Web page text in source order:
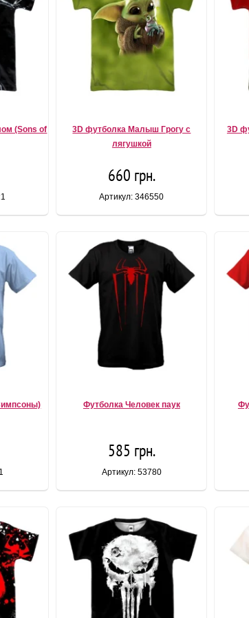
(Sons of
3D футболка Малыш Грогу с
лягушкой
660 грн.
Артикул: 346550
3D
Футболка Человек паук
585 грн.
Артикул: 53780